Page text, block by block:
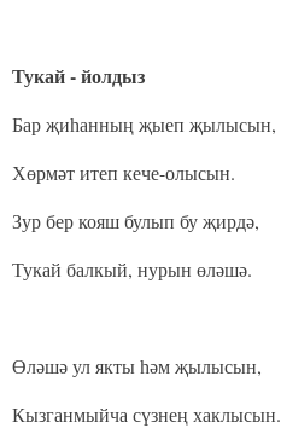
Тукай - йолдыз
Бар җиһанның җыеп җылысын,
Хөрмәт итеп кече-олысын.
Зур бер кояш булып бу җирдә,
Тукай балкый, нурын өләшә.
Өләшә ул якты һәм җылысын,
Кызганмыйча сүзнең хаклысын.